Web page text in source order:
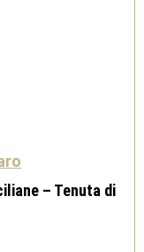
– Tenuta di